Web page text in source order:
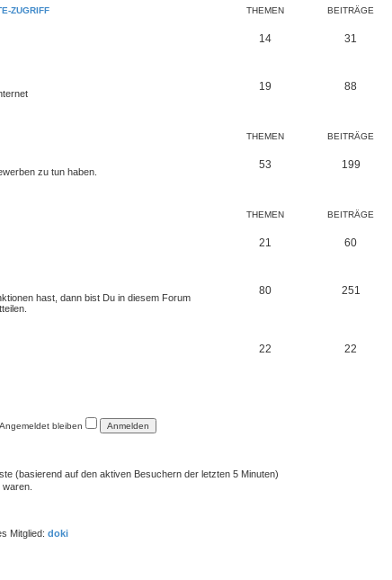
ZUGRIFF THEMEN BEITRÄGE
14 31
19 88
THEMEN BEITRÄGE
zu tun haben.
53 199
THEMEN BEITRÄGE
21 60
hast, dann bist Du in diesem Forum
80 251
22 22
Angemeldet bleiben
(basierend auf den aktiven Besuchern der letzten 5 Minuten)
Mitglied: doki